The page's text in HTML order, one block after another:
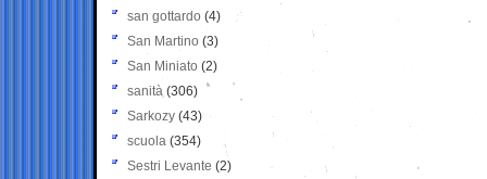
san gottardo (4)
San Martino (3)
San Miniato (2)
sanità (306)
Sarkozy (43)
scuola (354)
Sestri Levante (2)